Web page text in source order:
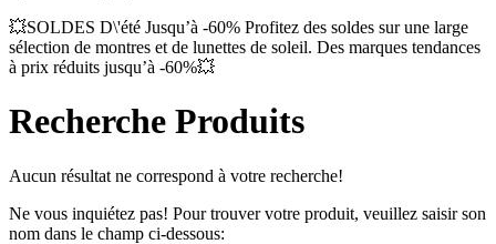
💥SOLDES D\'été Jusqu’à -60% Profitez des soldes sur une large
sélection de montres et de lunettes de soleil. Des marques tendances
à prix réduits jusqu’à -60%💥
Recherche Produits
Aucun résultat ne correspond à votre recherche!
Ne vous inquiétez pas! Pour trouver votre produit, veuillez saisir son
nom dans le champ ci-dessous: